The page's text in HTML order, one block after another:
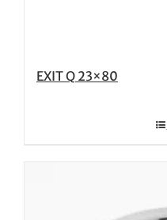
EXIT Q 23×80